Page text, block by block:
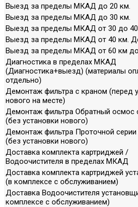
Выезд за пределы МКАД до 20 км.
Выезд за пределы МКАД до 30 км.
Выезд за пределы МКАД от 30 до
Выезд за пределы МКАД от 40 км.
Выезд за пределы МКАД от 60 км
Диагностика в пределах МКАД
(Диагностика+выезд) (материалы
отдельно)
Демонтаж фильтра с краном (перед
нового на месте)
Демонтаж фильтра Обратный осмос
(без установки нового)
Демонтаж фильтра Проточной серии
(без установки нового)
Доставка комплекта картриджей /
Водоочистителя в пределах МКАД
Доставка комплекта картриджей
(в комплексе с обслуживанием)
Доставка Водоочистителя
комплексе с обслуживанием)